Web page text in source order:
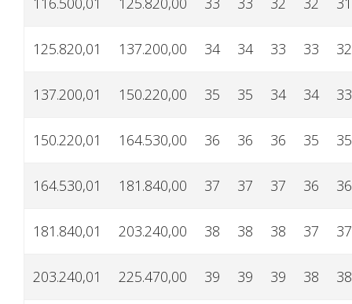
125.820,01 137.200,00 34 34 33 33 32
137.200,01 150.220,00 35 35 34 34 33
150.220,01 164.530,00 36 36 36 35 35
164.530,01 181.840,00 37 37 37 36 36
181.840,01 203.240,00 38 38 38 37 37
203.240,01 225.470,00 39 39 39 38 38